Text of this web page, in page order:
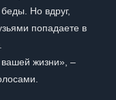
Но вдруг,
попадаете в
жизни», –